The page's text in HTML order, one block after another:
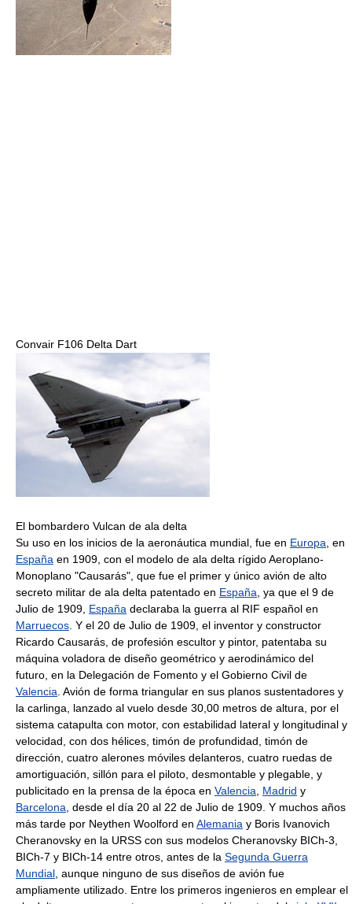
Convair F106 Delta Dart
El bombardero Vulcan de ala delta
Su uso en los inicios de la aeronáutica mundial, fue en Europa , en
España en 1909, con el modelo de ala delta rígido Aeroplano-
Monoplano "Causarás", que fue el primer y único avión de alto
secreto militar de ala delta patentado en España , ya que el 9 de
Julio de 1909, España declaraba la guerra al RIF español en
Marruecos . Y el 20 de Julio de 1909, el inventor y constructor
Ricardo Causarás, de profesión escultor y pintor, patentaba su
máquina voladora de diseño geométrico y aerodinámico del
futuro, en la Delegación de Fomento y el Gobierno Civil de
Valencia . Avión de forma triangular en sus planos sustentadores y
la carlinga, lanzado al vuelo desde 30,00 metros de altura, por el
sistema catapulta con motor, con estabilidad lateral y longitudinal y
velocidad, con dos hélices, timón de profundidad, timón de
dirección, cuatro alerones móviles delanteros, cuatro ruedas de
amortiguación, sillón para el piloto, desmontable y plegable, y
publicitado en la prensa de la época en Valencia Madrid y
Barcelona , desde el día 20 al 22 de Julio de 1909. Y muchos años
más tarde por Neythen Woolford en Alemania y Boris Ivanovich
Cheranovsky en la URSS con sus modelos Cheranovsky BICh-3,
BICh-7 y BICh-14 entre otros, antes de la Segunda Guerra
Mundial , aunque ninguno de sus diseños de avión fue
ampliamente utilizado. Entre los primeros ingenieros en emplear el